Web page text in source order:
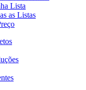
Lista
as Listas